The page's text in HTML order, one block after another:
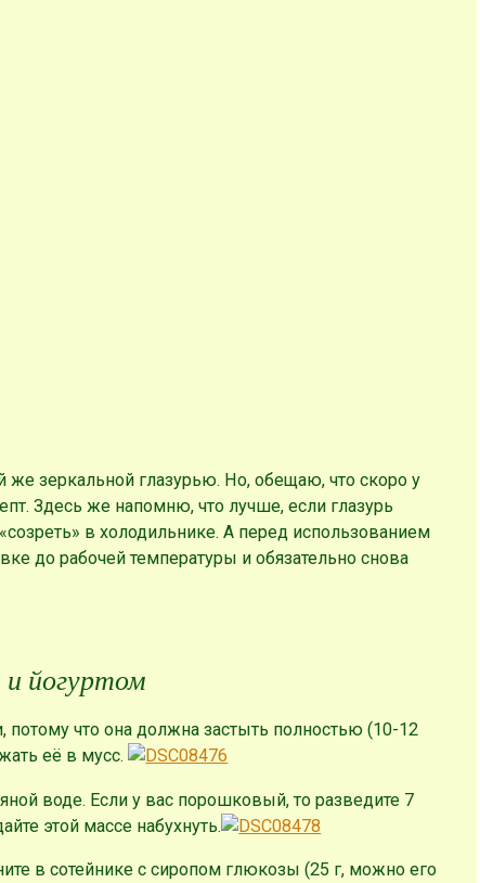
же зеркальной глазурью. Но, обещаю, что скоро у
Здесь же напомню, что лучше, если глазурь
в холодильнике. А перед использованием
до рабочей температуры и обязательно снова
йогуртом
потому что она должна застыть полностью (10-12
её в мусс.
воде. Если у вас порошковый, то разведите 7
этой массе набухнуть.
в сотейнике с сиропом глюкозы (25 г, можно его